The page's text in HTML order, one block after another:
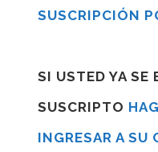
SUSCRIPCIÓN
SI USTED YA SE
SUSCRIPTO
INGRESAR A SU